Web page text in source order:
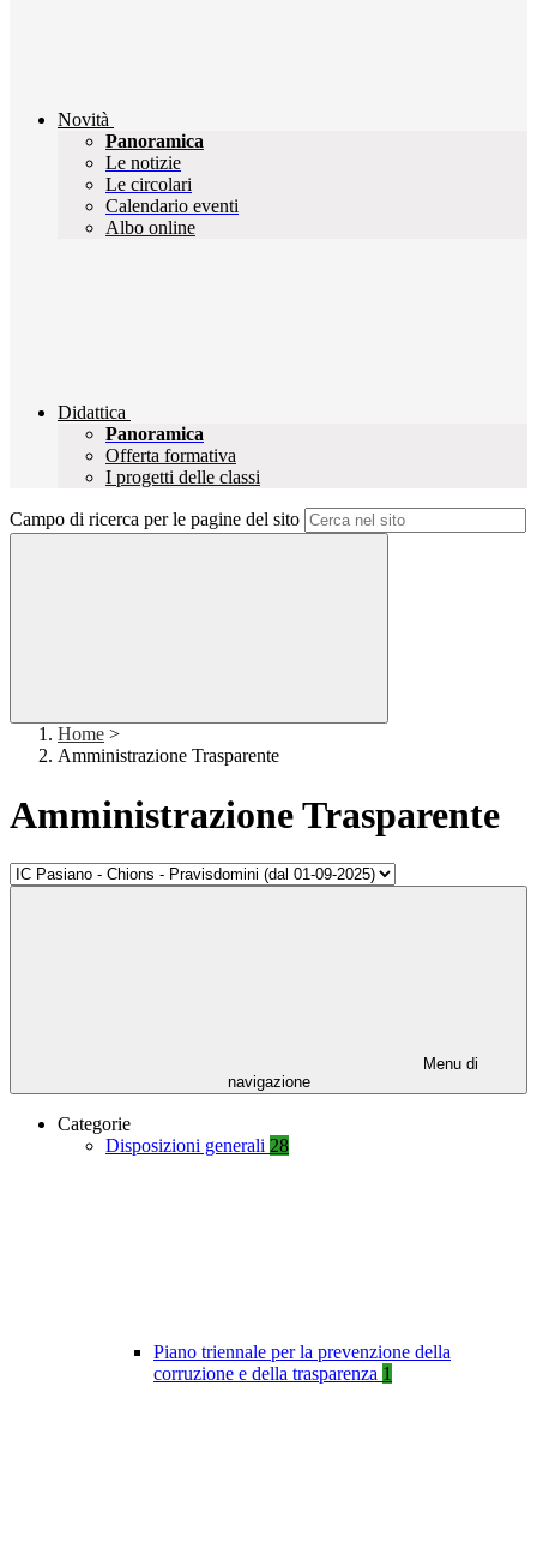
Novità
Panoramica
Le notizie
Le circolari
Calendario eventi
Albo online
Didattica
Panoramica
Offerta formativa
I progetti delle classi
Campo di ricerca per le pagine del sito
Home >
Amministrazione Trasparente
Amministrazione Trasparente
Menu di
navigazione
Categorie
Disposizioni generali 28
Piano triennale per la prevenzione della
corruzione e della trasparenza 1